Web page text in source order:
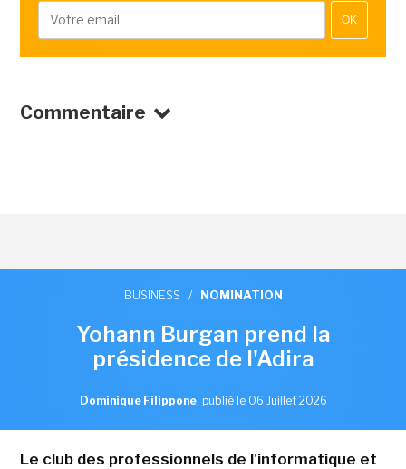
OK
Commentaire
BUSINESS / NOMINATION
Yohann Burgan prend la
présidence de l'Adira
Dominique Filippone, publié le 06 Juillet 2026
Le club des professionnels de l'informatique et